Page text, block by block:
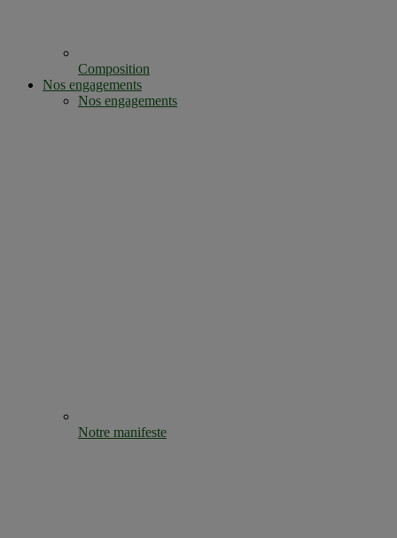
Composition
Nos engagements
Nos engagements
Notre manifeste